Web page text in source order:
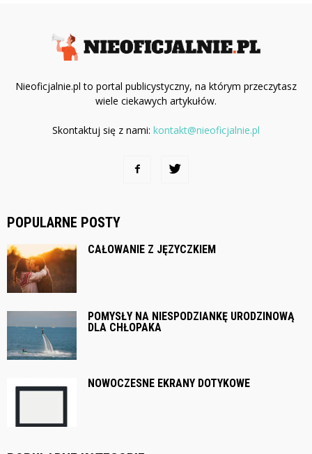
Nieoficjalnie.pl to portal publicystyczny, na którym przeczytasz
wiele ciekawych artykułów.
Skontaktuj się z nami: kontakt@nieoficjalnie.pl
POPULARNE POSTY
CAŁOWANIE Z JĘZYCZKIEM
POMYSŁY NA NIESPODZIANKĘ URODZINOWĄ
DLA CHŁOPAKA
NOWOCZESNE EKRANY DOTYKOWE